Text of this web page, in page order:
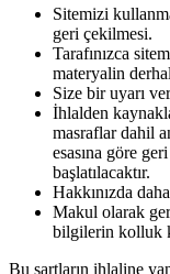
Sitemizi
geri çekilmesi.
Tarafınızca
materyalin
Size bir uyarı
İhlalden
masraflar dahil
esasına göre
başlatılacaktır.
Hakkınızda
Makul olarak
bilgilerin kolluk
Bu şartların ihlaline